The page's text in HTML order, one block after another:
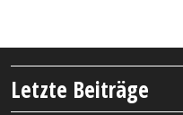
Letzte Beiträge